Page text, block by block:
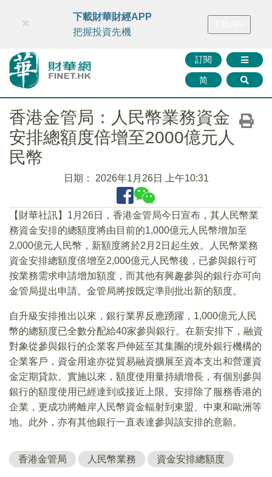
財華智庫網 FINTV FINMETA 財華證券 媒體矩陣
訂閱
简
×
下載財華財經APP
把握投資先機
香港金管局：人民幣業務資金
安排總額度倍增至2000億元人
民幣
日期： 2026年1月26日 上午10:31
【財華社訊】1月26日，香港金管局今日宣布，其人民幣業
務資金安排的總額度將由目前的1,000億元人民幣增加至
2,000億元人民幣，新額度將於2月2日起生效。人民幣業務
資金安排總額度倍增至2,000億元人民幣後，已參與銀行可
按業務需求申請增加額度，而其他有興趣參與的銀行亦可向
金管局提出申請。金管局將按既定準則批出新的額度。
自升級安排推出以來，銀行業界反應踴躍，1,000億元人民
幣的總額度已全數分配給40家參與銀行。在新安排下，融資
對象從參與銀行的企業客戶伸延至其集團的境外銀行機構的
企業客戶，資金用途亦從貿易融資擴展至資本支出和營運資
金定期貸款。實施以來，額度使用量持續增長，有個別參與
銀行的額度使用已經達到或接近上限。安排除了服務香港的
企業，更成功將離岸人民幣資金輻射到東盟、中東和歐洲等
地。此外，亦有其他銀行一直表達參與該安排的意願。
香港金管局 人民幣業務 資金安排總額度